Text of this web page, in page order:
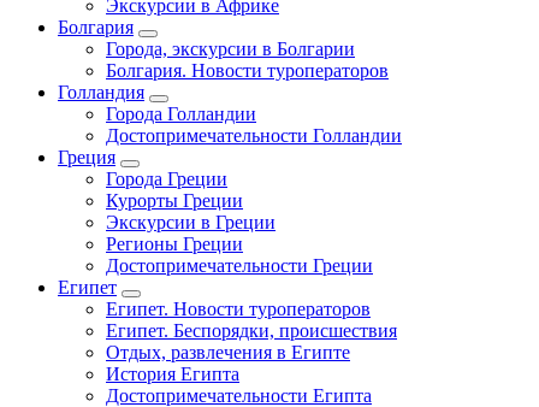
Экскурсии в Африке
Болгария
Города, экскурсии в Болгарии
Болгария. Новости туроператоров
Голландия
Города Голландии
Достопримечательности Голландии
Греция
Города Греции
Курорты Греции
Экскурсии в Греции
Регионы Греции
Достопримечательности Греции
Египет
Египет. Новости туроператоров
Египет. Беспорядки, происшествия
Отдых, развлечения в Египте
История Египта
Достопримечательности Египта